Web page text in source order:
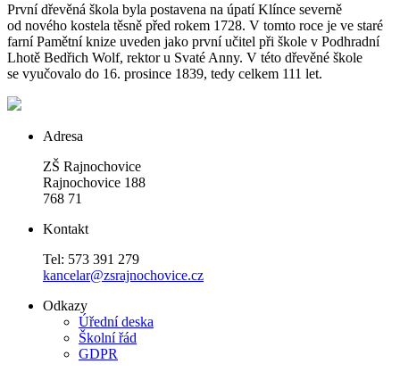
První dřevěná škola byla postavena na úpatí Klínce severně
od nového kostela těsně před rokem 1728. V tomto roce je ve staré
farní Pamětní knize uveden jako první učitel při škole v Podhradní
Lhotě Bedřich Wolf, rektor u Svaté Anny. V této dřevěné škole
se vyučovalo do 16. prosince 1839, tedy celkem 111 let.
Adresa
ZŠ Rajnochovice
Rajnochovice 188
768 71
Kontakt
Tel: 573 391 279
kancelar@zsrajnochovice.cz
Odkazy
Úřední deska
Školní řád
GDPR